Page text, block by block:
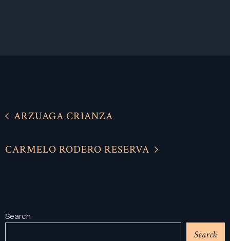
ARZUAGA CRIANZA
CARMELO RODERO RESERVA
Search
Search